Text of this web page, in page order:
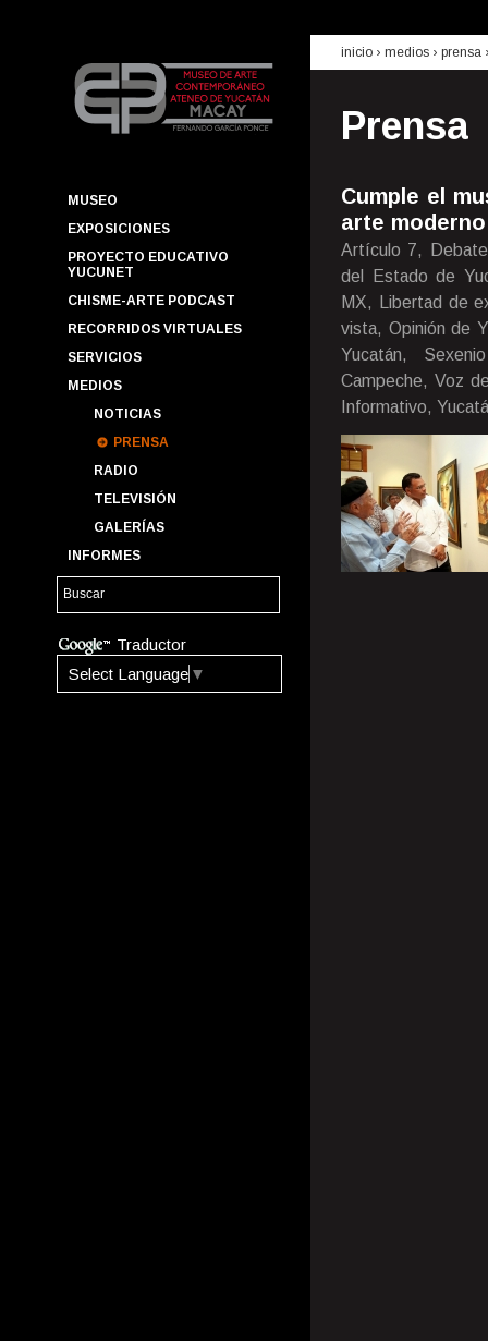
MUSEO
EXPOSICIONES
PROYECTO EDUCATIVO
YUCUNET
CHISME-ARTE PODCAST
RECORRIDOS VIRTUALES
SERVICIOS
MEDIOS
NOTICIAS
PRENSA
RADIO
TELEVISIÓN
GALERÍAS
INFORMES
Traductor
Select Language ▼
inicio › medios › prensa
Prensa
Cumple el
arte
Artículo 7,
del Estado de
MX, Libertad de
vista, Opinión de
Yucatán,
Campeche, Voz
Informativo,